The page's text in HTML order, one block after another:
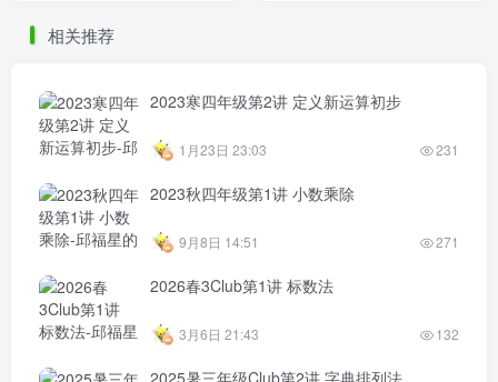
相关推荐
2023寒四年级第2讲 定义新运算初步
1月23日 23:03 231
2023秋四年级第1讲 小数乘除
9月8日 14:51 271
2026春3Club第1讲 标数法
3月6日 21:43 132
2025暑三年级Club第2讲 字典排列法